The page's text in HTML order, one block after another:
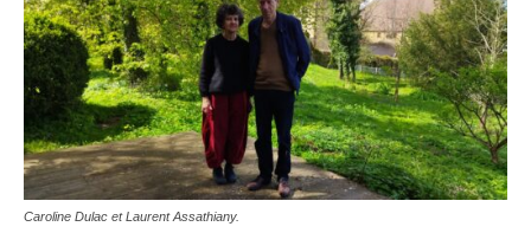
Caroline Dulac et Laurent Assathiany.